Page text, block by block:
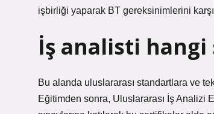
işbirliği yaparak BT gereksinimlerini
İş analisti
Bu alanda uluslararası standartlara ve
Eğitimden sonra, Uluslararası İş Analizi